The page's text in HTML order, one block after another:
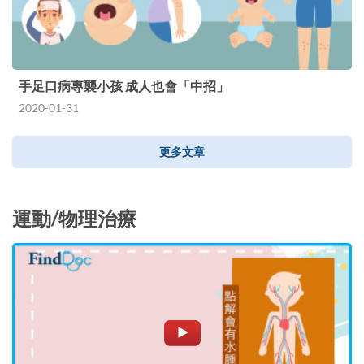
手足口病專襲小孩 成人也會「中招」
2020-01-31
更多文章
運動/物理治療